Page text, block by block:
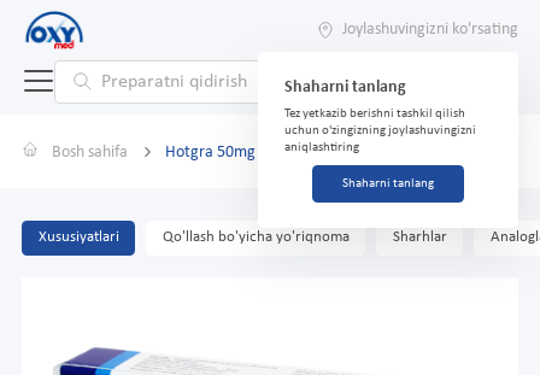
Joylashuvingizni ko'rsating
Shaharni tanlang
Tez yetkazib berishni tashkil qilish
uchun o'zingizning joylashuvingizni
aniqlashtiring
Shaharni tanlang
Bosh sahifa Hotgra 50mg №4 tabletka
Xususiyatlari Qo'llash bo'yicha yo'riqnoma Sharhlar